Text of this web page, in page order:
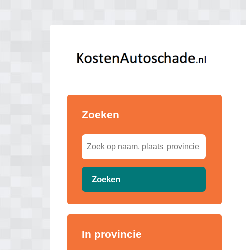
Zoeken
Zoeken
In provincie